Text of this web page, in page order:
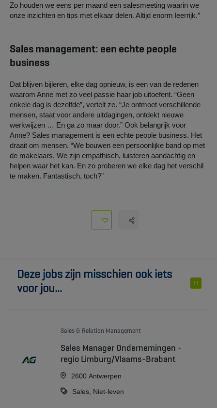
Zo houden we eens per maand een salesmeeting waarin we
onze inzichten en tips met elkaar delen. Altijd enorm leerrijk.”
Sales management: een echte people
business
Dat blijven bijleren, elke dag opnieuw, is een van de redenen
waarom Anne met zo veel passie haar job uitoefent. “Geen
enkele dag is dezelfde”, vertelt ze. “Je ontmoet verschillende
mensen, staat voor andere uitdagingen, ontdekt nieuwe
werkwijzen … En ga zo maar door.” Ook belangrijk voor
Anne? Sales management is een echte people business. Het
draait om mensen. “We bouwen een persoonlijke band op met
de makelaars. We zijn empathisch, luisteren aandachtig en
helpen waar het kan. En zo proberen we elke dag het verschil
te maken. Fantastisch, toch?”
Deze jobs zijn misschien ook iets
voor jou...
11
Sales & Relation Management
Sales Manager Ondernemingen -
regio Limburg/Vlaams-Brabant
2600 Antwerpen
Sales, Niet-leven